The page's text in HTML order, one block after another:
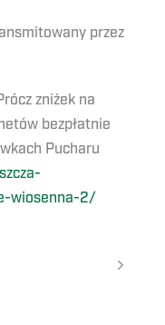
przez
zniżek na
bezpłatnie
Pucharu
wiosenna-2/